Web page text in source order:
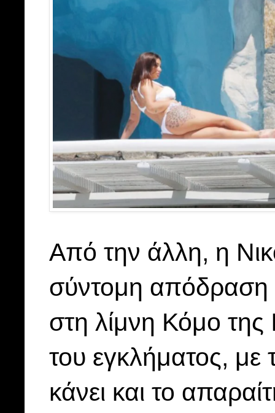
Από την άλλη, η
σύντομη απόδραση
στη λίμνη Κόμο της
του εγκλήματος, με
κάνει και το